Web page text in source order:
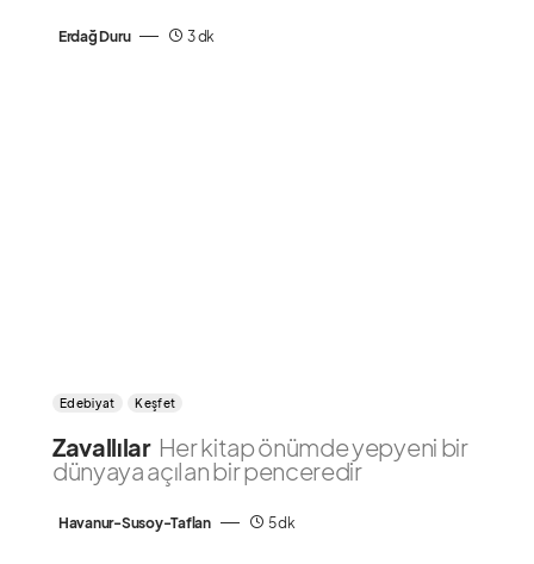
Erdağ Duru 3 dk
Edebiyat Keşfet
Zavallılar Her kitap önümde yepyeni bir
dünyaya açılan bir penceredir
Havanur-Susoy-Taflan 5 dk